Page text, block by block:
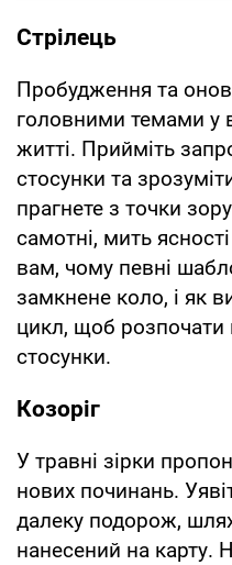
Стрілець
Пробудження та
головними темами
житті. Прийміть
стосунки та
прагнете з точки
самотні, мить
вам, чому певні
замкнене коло, і як
цикл, щоб розпочати
стосунки.
Козоріг
У травні зірки
нових починань.
далеку подорож,
нанесений на карту.